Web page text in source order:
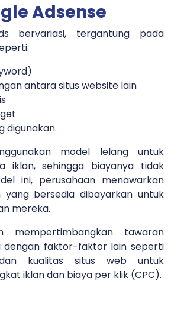
Adsense
bervariasi, tergantung pada
antara situs website lain
digunakan.
model lelang untuk
iklan, sehingga biayanya tidak
ini, perusahaan menawarkan
yang bersedia dibayarkan untuk
mereka.
mempertimbangkan tawaran
dengan faktor-faktor lain seperti
kualitas situs web untuk
iklan dan biaya per klik (CPC).